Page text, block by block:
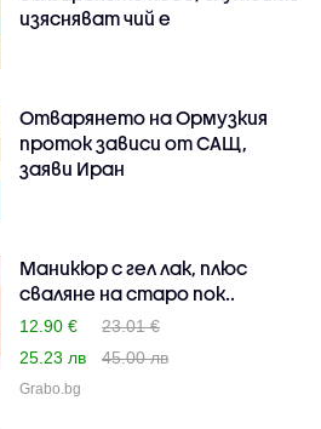
изясняват чий е
Отварянето на Ормузкия
проток зависи от САЩ,
заяви Иран
Маникюр с гел лак, плюс
сваляне на старо пок..
12.90 €
23.01 €
25.23 лв
45.00 лв
Grabo.bg